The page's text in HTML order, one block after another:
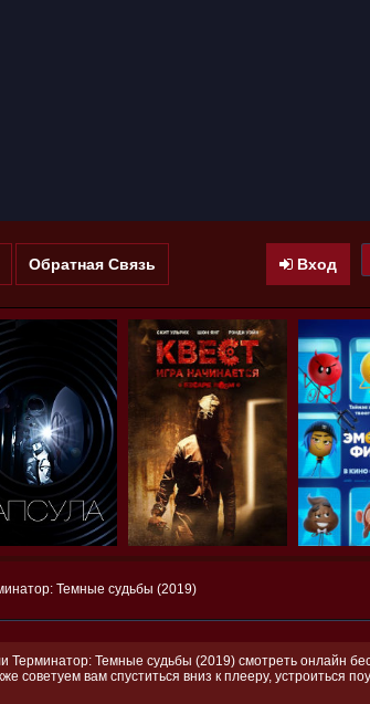
Обратная Связь Вход
Темные судьбы (2019)
Терминатор: Темные судьбы (2019) смотреть онлайн
советуем вам спуститься вниз к плееру, устроиться